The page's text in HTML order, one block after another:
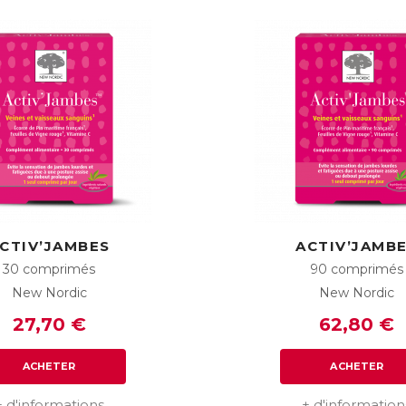
30 comprimés
New Nordic
27,70 €
ACHETER
90 comprimés
New Nordic
62,80 €
ACHETER